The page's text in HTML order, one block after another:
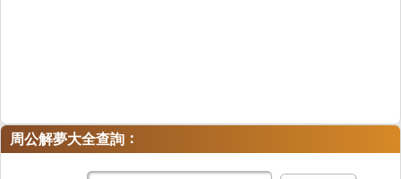
周公解夢大全查詢 ：